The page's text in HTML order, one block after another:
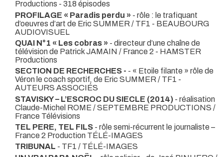
Productions - 318 épisodes
PROFILAGE « Paradis perdu » - rôle : le trafiquant
d’oeuvres d’art de Eric SUMMER / TF1 - BEAUBOURG
AUDIOVISUEL
QUAI N°1 « Les cobras » - directeur d’une chaîne de
télévision de Patrick JAMAIN / France 2 - HAMSTER
Productions
SECTION DE RECHERCHES - - « Etoile filante » rôle de
Véron le coach sportif, de Eric SUMMER / TF1 -
AUTEURS ASSOCIÉS
STAVISKY – L’ESCROC DU SIECLE (2014) - réalisation
Claude-Michel ROME / SEPTEMBRE PRODUCTIONS /
France Télévisions
TEL PERE, TEL FILS - rôle semi-récurrent le journaliste –
France 2 Production TÉLÉ-IMAGES
TRIBUNAL - TF1 / TÉLÉ-IMAGES